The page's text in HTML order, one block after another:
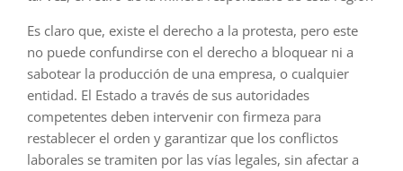
Es claro que, existe el derecho a la protesta, pero este
no puede confundirse con el derecho a bloquear ni a
sabotear la producción de una empresa, o cualquier
entidad. El Estado a través de sus autoridades
competentes deben intervenir con firmeza para
restablecer el orden y garantizar que los conflictos
laborales se tramiten por las vías legales, sin afectar a